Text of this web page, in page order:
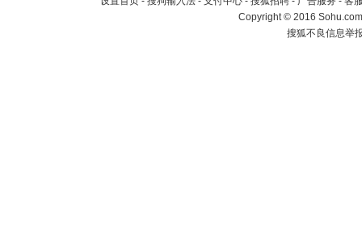
Copyright©2016
搜狐不良信息举